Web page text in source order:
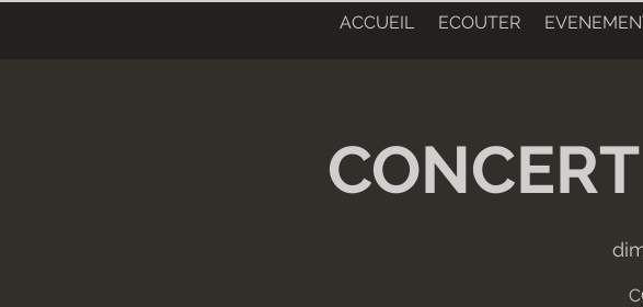
ACCUEIL ECOUTER